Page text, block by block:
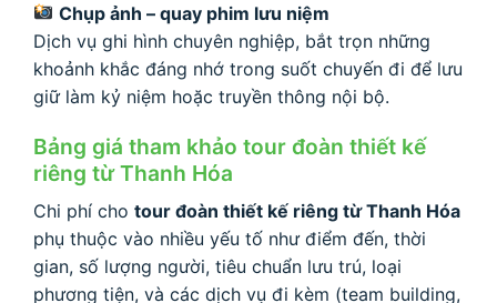
Chụp ảnh – quay phim lưu niệm
Dịch vụ ghi hình chuyên nghiệp, bắt trọn những
khoảnh khắc đáng nhớ trong suốt chuyến đi để lưu
giữ làm kỷ niệm hoặc truyền thông nội bộ.
Bảng giá tham khảo tour đoàn thiết kế
riêng từ Thanh Hóa
Chi phí cho tour đoàn thiết kế riêng từ Thanh Hóa
phụ thuộc vào nhiều yếu tố như điểm đến, thời
gian, số lượng người, tiêu chuẩn lưu trú, loại
phương tiện, và các dịch vụ đi kèm (team building,